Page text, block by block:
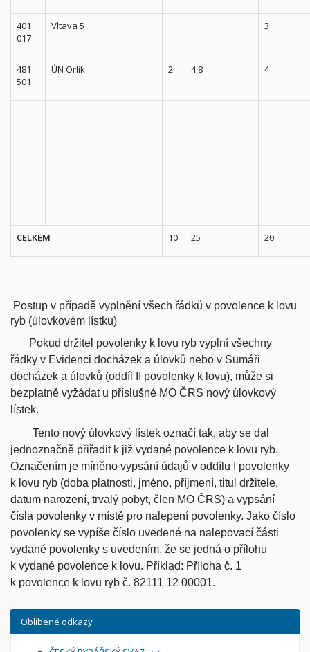
401
017
Vltava 5 3
481
501
ÚN Orlík 2 4,8 4
CELKEM 10 25 20
Postup v případě vyplnění všech řádků v povolence k lovu
ryb (úlovkovém lístku)
Pokud držitel povolenky k lovu ryb vyplní všechny
řádky v Evidenci docházek a úlovků nebo v Sumáři
docházek a úlovků (oddíl II povolenky k lovu), může si
bezplatně vyžádat u příslušné MO ČRS nový úlovkový
lístek.
Tento nový úlovkový lístek označí tak, aby se dal
jednoznačně přiřadit k již vydané povolence k lovu ryb.
Označením je míněno vypsání údajů v oddílu I povolenky
k lovu ryb (doba platnosti, jméno, příjmení, titul držitele,
datum narození, trvalý pobyt, člen MO ČRS) a vypsání
čísla povolenky v místě pro nalepení povolenky. Jako číslo
povolenky se vypíše číslo uvedené na nalepovací části
vydané povolenky s uvedením, že se jedná o přílohu
k vydané povolence k lovu. Příklad: Příloha č. 1
k povolence k lovu ryb č. 82111 12 00001.
Oblíbené odkazy